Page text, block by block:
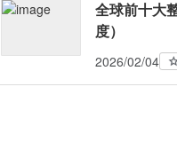
全球前十大
度）
2026/02/04